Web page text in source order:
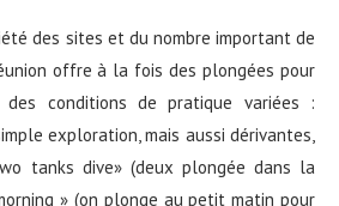
des sites et du nombre important de
offre à la fois des plongées pour
conditions de pratique variées :
exploration, mais aussi dérivantes,
tanks dive» (deux plongée dans la
» (on plonge au petit matin pour